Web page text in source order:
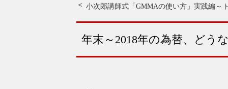
小次郎講師式「GMMAの使い方」実践編 ～
年末～2018年の為替、どう